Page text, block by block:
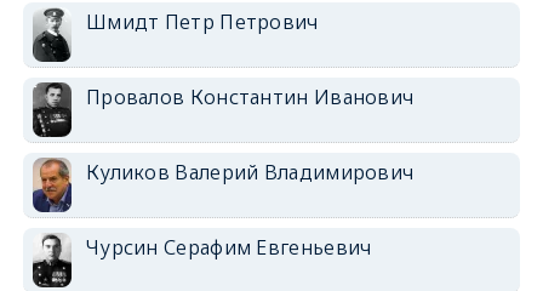
Шмидт Петр Петрович
Провалов Константин Иванович
Куликов Валерий Владимирович
Чурсин Серафим Евгеньевич